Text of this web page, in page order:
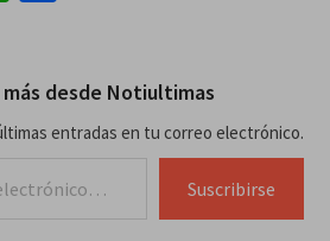
más desde Notiultimas
entradas en tu correo electrónico.
Suscribirse